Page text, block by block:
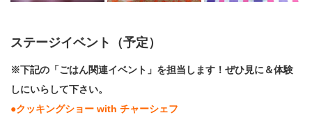
ステージイベント（予定）
※下記の「ごはん関連イベント」を担当します！ぜひ見に＆体験
しにいらして下さい。
●クッキングショー with チャーシェフ